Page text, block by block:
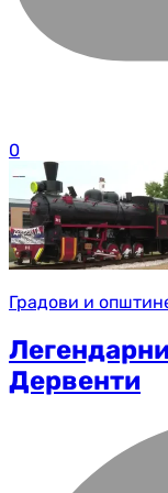
0
Градови и
Дервенти